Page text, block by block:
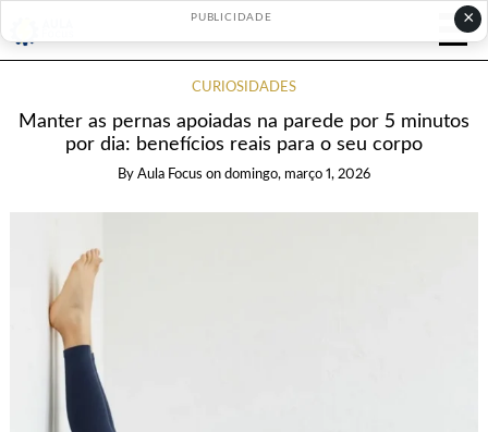
CURIOSIDADES
Manter as pernas apoiadas na parede por 5 minutos
por dia: benefícios reais para o seu corpo
By Aula Focus on domingo, março 1, 2026
×
PUBLICIDADE